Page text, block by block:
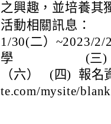
之興趣，並培養其
活動相關訊
1/30(二）~2023/
學 (三) 報名時
（六） (四) 報名
te.com/mysite/